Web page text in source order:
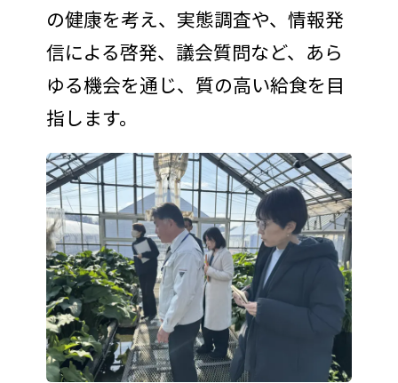
の健康を考え、実態調査や、情報発
信による啓発、議会質問など、あら
ゆる機会を通じ、質の高い給食を目
指します。